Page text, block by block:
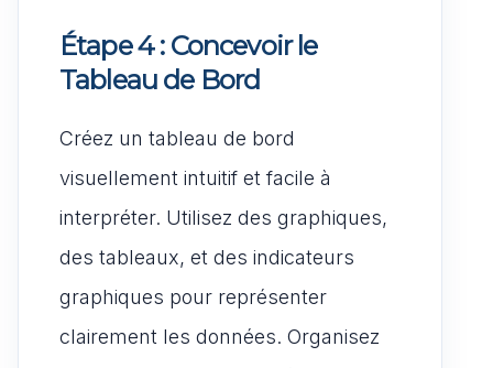
Étape 4 : Concevoir le
Tableau de Bord
Créez un tableau de bord
visuellement intuitif et facile à
interpréter. Utilisez des graphiques,
des tableaux, et des indicateurs
graphiques pour représenter
clairement les données. Organisez